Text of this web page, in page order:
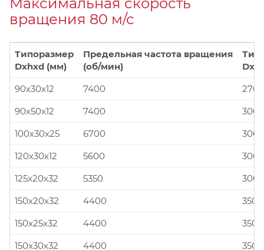
вращения 80 м/с
Типоразмер
Dxhxd (мм)
Предельная частота вращения
(об/мин)
90x30x12
7400
90x50x12
7400
100x30x25
6700
120x30x12
5600
125x20x32
5350
150x20x32
4400
150x25x32
4400
150x30x32
4400